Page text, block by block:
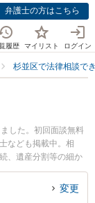
弁護士の方はこちら
履歴 マイリスト ログイン
杉並区で法律相談で
した。初回面談無料
なども掲載中。相
、遺産分割等の細か
事務所の中島 圭太弁
弁護士法人KTG 杉
変更